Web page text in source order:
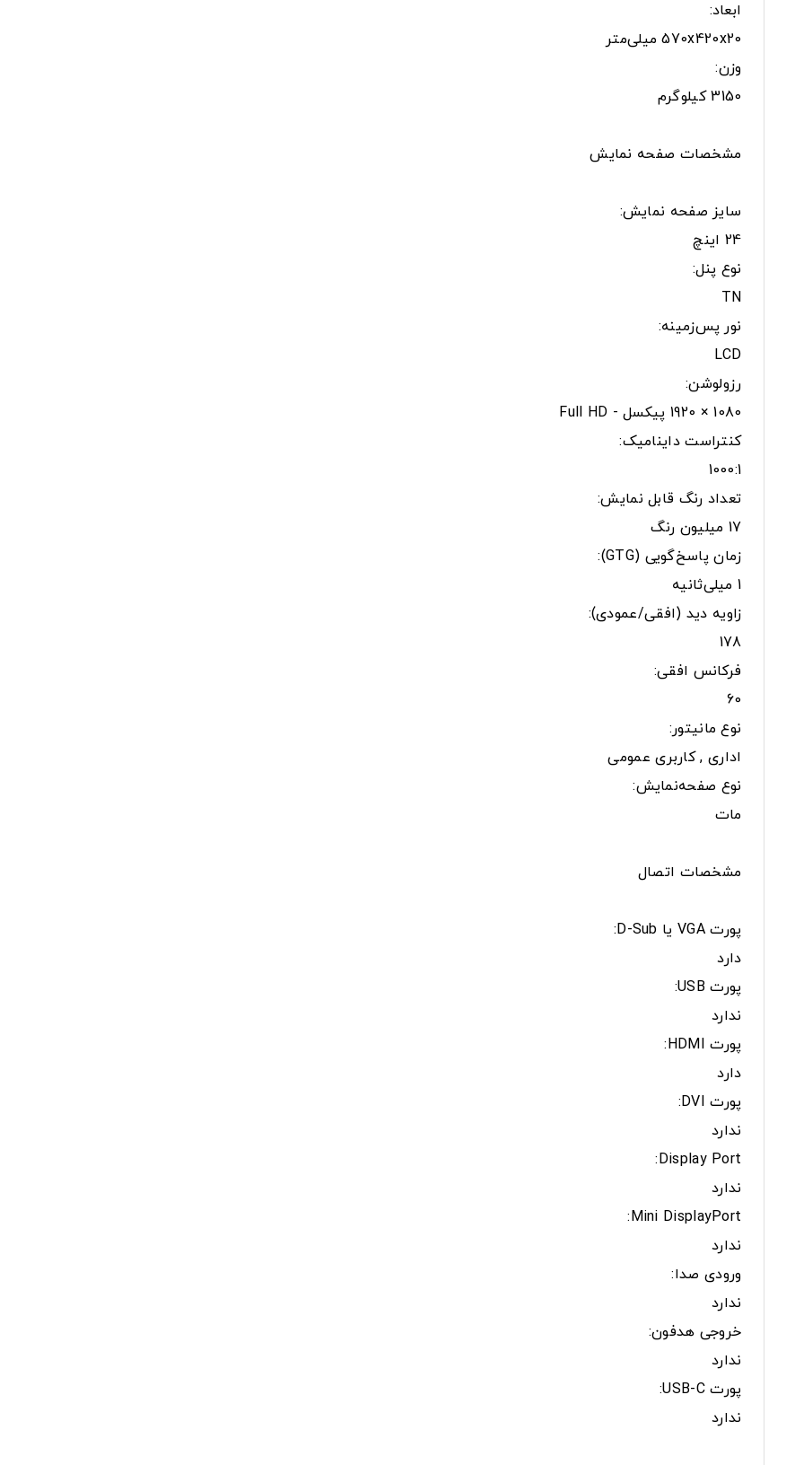
ابعاد:
570x420x20 میلی‌متر
وزن:
3150 کیلوگرم
مشخصات صفحه نمایش
سایز صفحه نمایش:
24 اینچ
نوع پنل:
TN
نور پس‌زمینه:
LCD
رزولوشن:
1080 × 1920 پیکسل - Full HD
کنتراست داینامیک:
1000:1
تعداد رنگ قابل نمایش:
17 میلیون رنگ
زمان پاسخ‌گویی (GTG):
1 میلی‌ثانیه
زاویه دید (افقی/عمودی):
178
فرکانس افقی:
60
نوع مانیتور:
اداری , کاربری عمومی
نوع صفحه‌نمایش:
مات
مشخصات اتصال
پورت VGA یا D-Sub:
دارد
پورت USB:
ندارد
پورت HDMI:
دارد
پورت DVI:
ندارد
Display Port:
ندارد
Mini DisplayPort:
ندارد
ورودی صدا:
ندارد
خروجی هدفون:
ندارد
پورت USB-C:
ندارد